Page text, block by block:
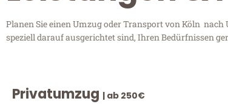
Planen Sie einen Umzug oder Transport von Köln
speziell darauf ausgerichtet sind, Ihren Bedürfnissen
Privatumzug | ab 250€